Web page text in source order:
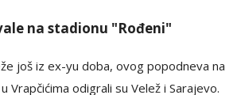
na stadionu "Rođeni"
još iz ex-yu doba, ovog popodneva na
Vrapčićima odigrali su Velež i Sarajevo.